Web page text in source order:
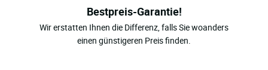
Bestpreis-Garantie!
Wir erstatten Ihnen die Differenz, falls Sie woanders
einen günstigeren Preis finden.